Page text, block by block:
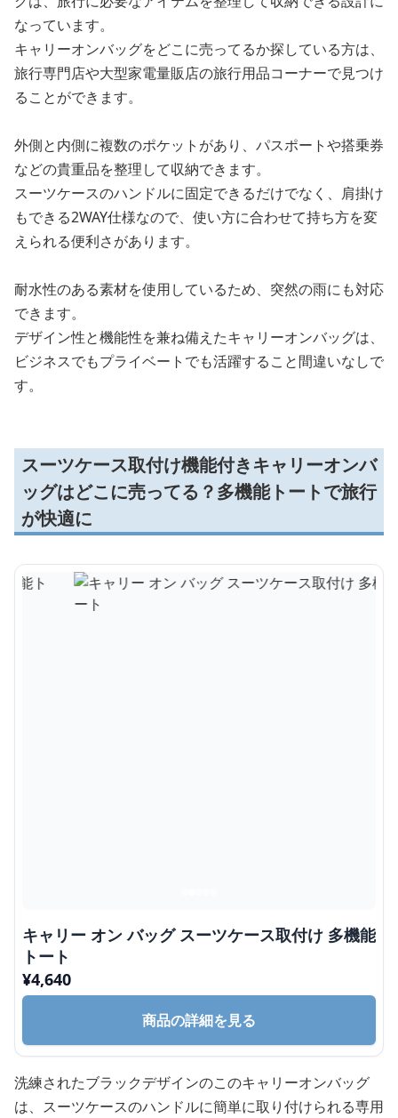
なっています。
キャリーオンバッグをどこに売ってるか探している方は、
旅行専門店や大型家電量販店の旅行用品コーナーで見つけ
ることができます。
外側と内側に複数のポケットがあり、パスポートや搭乗券
などの貴重品を整理して収納できます。
スーツケースのハンドルに固定できるだけでなく、肩掛け
もできる2WAY仕様なので、使い方に合わせて持ち方を変
えられる便利さがあります。
耐水性のある素材を使用しているため、突然の雨にも対応
できます。
デザイン性と機能性を兼ね備えたキャリーオンバッグは、
ビジネスでもプライベートでも活躍すること間違いなしで
す。
スーツケース取付け機能付きキャリーオンバ
ッグはどこに売ってる？多機能トートで旅行
が快適に
キャリー オン バッグ スーツケース取付け 多機能
トート
¥4,640
商品の詳細を見る
洗練されたブラックデザインのこのキャリーオンバッグ
は、スーツケースのハンドルに簡単に取り付けられる専用